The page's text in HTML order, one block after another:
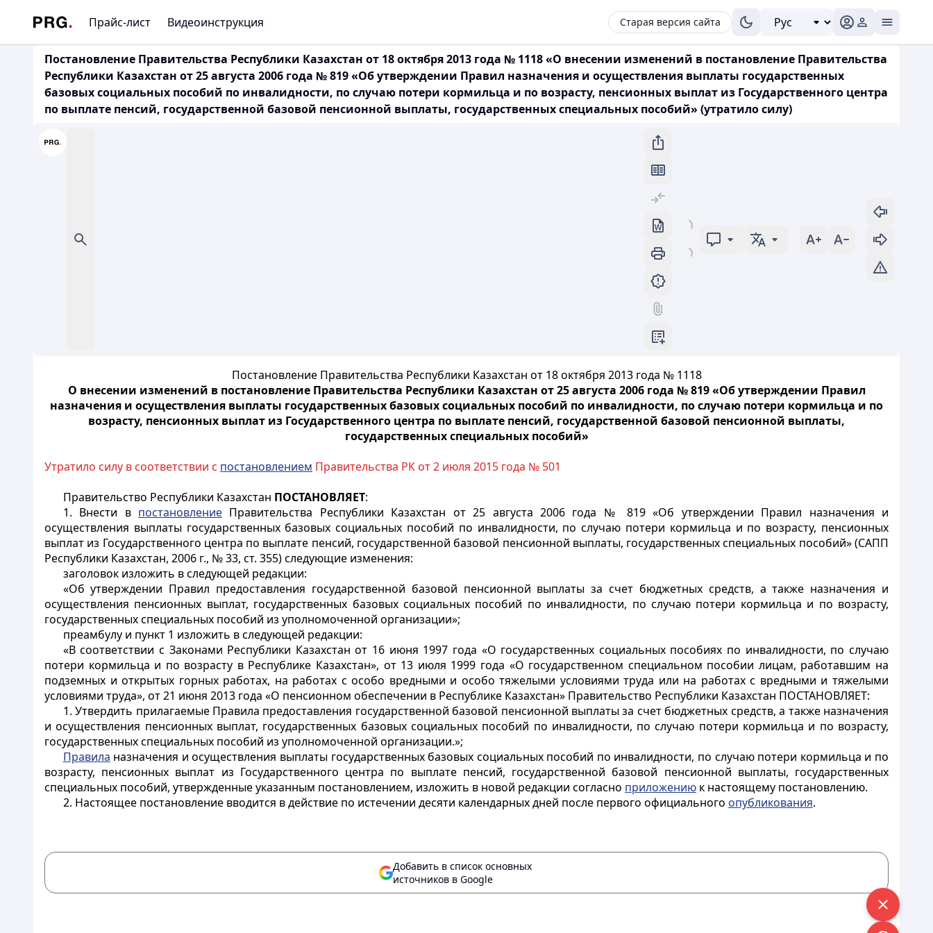
Прайс-лист Видеоинструкция Старая версия сайта
Постановление Правительства Республики Казахстан от 18 октября 2013 года № 1118 «О внесении изменений в постановление Правительства
Республики Казахстан от 25 августа 2006 года № 819 «Об утверждении Правил назначения и осуществления выплаты государственных
базовых социальных пособий по инвалидности, по случаю потери кормильца и по возрасту, пенсионных выплат из Государственного центра
по выплате пенсий, государственной базовой пенсионной выплаты, государственных специальных пособий» (утратило силу)
Постановление Правительства Республики Казахстан от 18 октября 2013 года № 1118
О внесении изменений в постановление Правительства Республики Казахстан от 25 августа 2006 года № 819 «Об утверждении Правил
назначения и осуществления выплаты государственных базовых социальных пособий по инвалидности, по случаю потери кормильца и по
возрасту, пенсионных выплат из Государственного центра по выплате пенсий, государственной базовой пенсионной выплаты,
государственных специальных пособий»
Утратило силу в соответствии с постановлением Правительства РК от 2 июля 2015 года № 501
Правительство Республики Казахстан ПОСТАНОВЛЯЕТ:
1. Внести в постановлениеПравительства Республики Казахстан от 25 августа 2006 года № 819 «Об утверждении Правил назначения и
осуществления выплаты государственных базовых социальных пособий по инвалидности, по случаю потери кормильца и по возрасту, пенсионных
выплат из Государственного центра по выплате пенсий, государственной базовой пенсионной выплаты, государственных специальных пособий» (САПП
Республики Казахстан, 2006 г., № 33, ст. 355) следующие изменения:
заголовок изложить в следующей редакции:
«Об утверждении Правил предоставления государственной базовой пенсионной выплаты за счет бюджетных средств, а также назначения и
осуществления пенсионных выплат, государственных базовых социальных пособий по инвалидности, по случаю потери кормильца и по возрасту,
государственных специальных пособий из уполномоченной организации»;
преамбулу и пункт 1 изложить в следующей редакции:
«В соответствии с Законами Республики Казахстан от 16 июня 1997 года «О государственных социальных пособиях по инвалидности, по случаю
потери кормильца и по возрасту в Республике Казахстан», от 13 июля 1999 года «О государственном специальном пособии лицам, работавшим на
подземных и открытых горных работах, на работах с особо вредными и особо тяжелыми условиями труда или на работах с вредными и тяжелыми
условиями труда», от 21 июня 2013 года «О пенсионном обеспечении в Республике Казахстан» Правительство Республики Казахстан ПОСТАНОВЛЯЕТ:
1. Утвердить прилагаемые Правила предоставления государственной базовой пенсионной выплаты за счет бюджетных средств, а также назначения
и осуществления пенсионных выплат, государственных базовых социальных пособий по инвалидности, по случаю потери кормильца и по возрасту,
государственных специальных пособий из уполномоченной организации.»;
Правила назначения и осуществления выплаты государственных базовых социальных пособий по инвалидности, по случаю потери кормильца и по
возрасту, пенсионных выплат из Государственного центра по выплате пенсий, государственной базовой пенсионной выплаты, государственных
специальных пособий, утвержденные указанным постановлением, изложить в новой редакции согласно приложению к настоящему постановлению.
2. Настоящее постановление вводится в действие по истечении десяти календарных дней после первого официального опубликования.
Добавить в список основных
источников в Google